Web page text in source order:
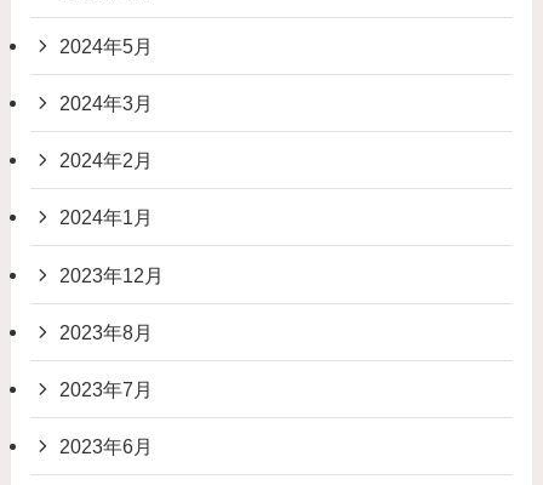
2024年5月
2024年3月
2024年2月
2024年1月
2023年12月
2023年8月
2023年7月
2023年6月